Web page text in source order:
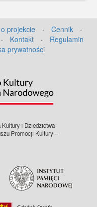
projekcie · Cennik
·
· Kontakt ·
Regulamin
prywatności
Kultury i Dziedzictwa
Promocji Kultury –